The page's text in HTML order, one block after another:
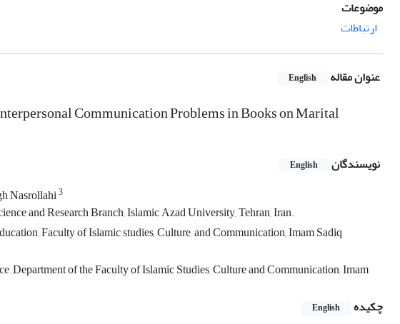
موضوعات
ارتباطات
عنوان مقاله English
Communication Problems in Books on Marital
نویسندگان English
Nasrollahi3
and Research Branch, Islamic Azad University, Tehran, Iran.
Faculty of Islamic studies, Culture, and Communication, Imam Sadiq
of the Faculty of Islamic Studies, Culture and Communication, Imam
چکیده
English